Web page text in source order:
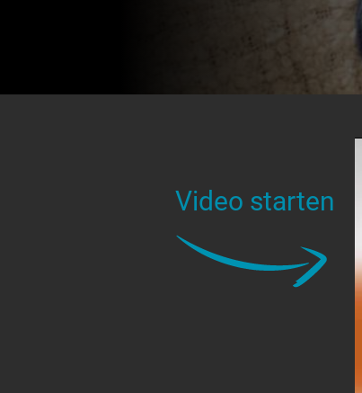
Video starten